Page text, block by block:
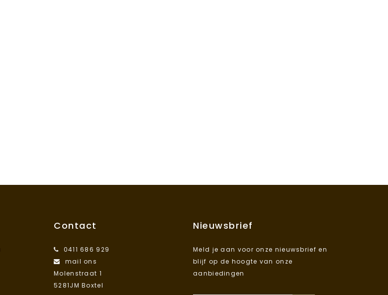
Contact
0411 686 929
mail ons
Molenstraat 1
5281JM Boxtel
Nieuwsbrief
Meld je aan voor onze nieuwsbrief en
blijf op de hoogte van onze
aanbiedingen